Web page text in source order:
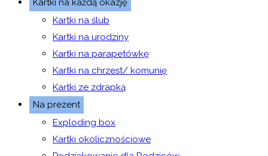
Kartki na każdą okazję
Kartki na ślub
Kartki na urodziny
Kartki na parapetówkę
Kartki na chrzest/ komunię
Kartki ze zdrapką
Na prezent
Exploding box
Kartki okolicznościowe